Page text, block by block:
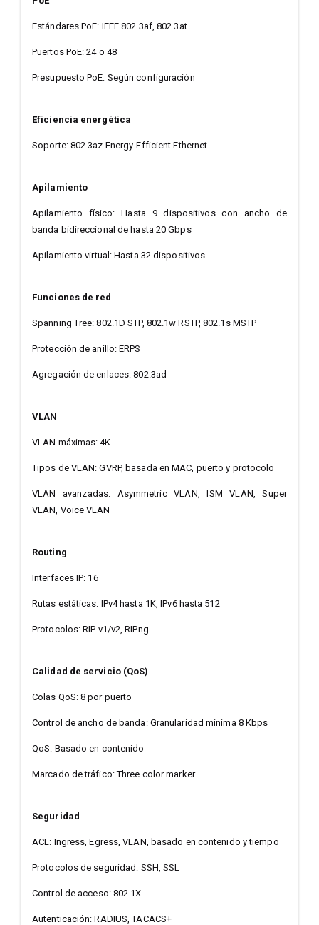
Estándares PoE: IEEE 802.3af, 802.3at
Puertos PoE: 24 o 48
Presupuesto PoE: Según configuración
Eficiencia energética
Soporte: 802.3az Energy-Efficient Ethernet
Apilamiento
Apilamiento físico: Hasta 9 dispositivos con ancho de
banda bidireccional de hasta 20 Gbps
Apilamiento virtual: Hasta 32 dispositivos
Funciones de red
Spanning Tree: 802.1D STP, 802.1w RSTP, 802.1s MSTP
Protección de anillo: ERPS
Agregación de enlaces: 802.3ad
VLAN
VLAN máximas: 4K
Tipos de VLAN: GVRP, basada en MAC, puerto y protocolo
VLAN avanzadas: Asymmetric VLAN, ISM VLAN, Super
VLAN, Voice VLAN
Routing
Interfaces IP: 16
Rutas estáticas: IPv4 hasta 1K, IPv6 hasta 512
Protocolos: RIP v1/v2, RIPng
Calidad de servicio (QoS)
Colas QoS: 8 por puerto
Control de ancho de banda: Granularidad mínima 8 Kbps
QoS: Basado en contenido
Marcado de tráfico: Three color marker
Seguridad
ACL: Ingress, Egress, VLAN, basado en contenido y tiempo
Protocolos de seguridad: SSH, SSL
Control de acceso: 802.1X
Autenticación: RADIUS, TACACS+